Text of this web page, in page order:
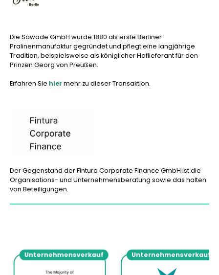
Die Sawade GmbH wurde 1880 als erste Berliner
Pralinenmanufaktur gegründet und pflegt eine langjährige
Tradition, beispielsweise als königlicher Hoflieferant für den
Prinzen Georg von Preußen.
Erfahren Sie hier mehr zu dieser Transaktion.
Der Gegenstand der Fintura Corporate Finance GmbH ist die
Organisations- und Unternehmensberatung sowie das halten
von Beteiligungen.
Unternehmensverkauf Unternehmensverkauf